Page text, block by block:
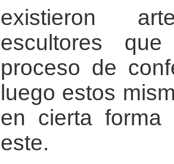
existieron
escultores
proceso de
luego estos
en cierta forma
este.